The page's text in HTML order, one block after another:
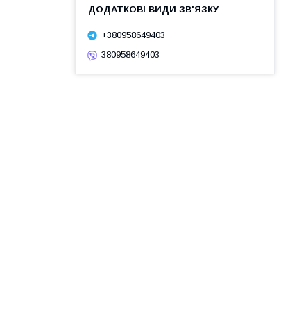
+380958649403
380958649403